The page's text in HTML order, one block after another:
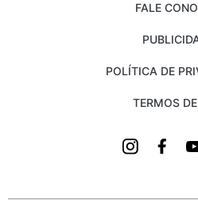
FALE
POLÍTICA DE
TERMOS